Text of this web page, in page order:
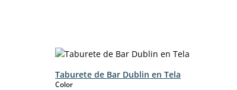
Taburete de Bar Dublin en Tela
Colorselect